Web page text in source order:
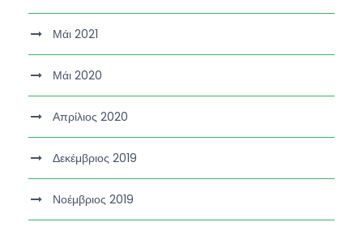
Μάι 2021
Μάι 2020
Απρίλιος 2020
Δεκέμβριος 2019
Νοέμβριος 2019